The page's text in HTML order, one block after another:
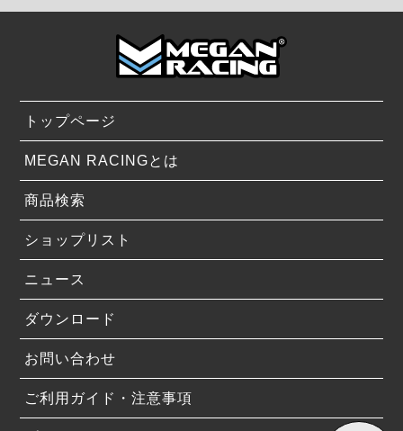
トップページ
MEGAN RACINGとは
商品検索
ショップリスト
ニュース
ダウンロード
お問い合わせ
ご利用ガイド・注意事項